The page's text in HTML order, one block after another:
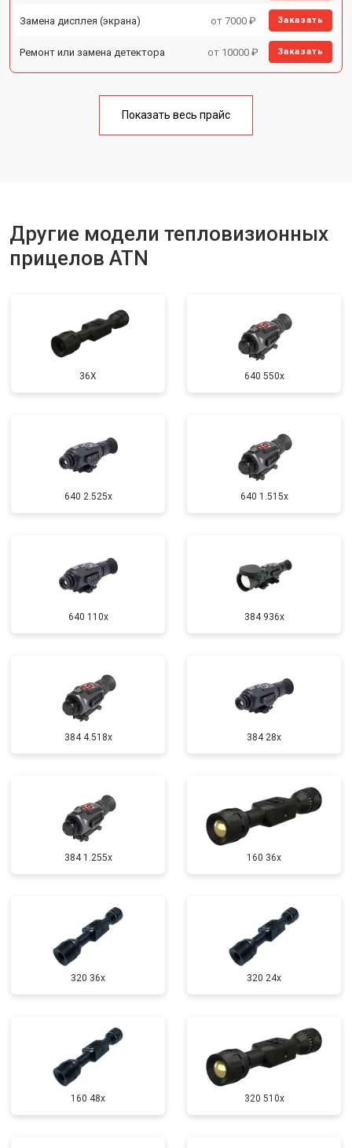
Замена дисплея (экрана) от 7000 ₽ Заказать
Ремонт или замена детектора от 10000 ₽ Заказать
Показать весь прайс
Другие модели тепловизионных
прицелов ATN
36X 640 550x
640 2.525x 640 1.515x
640 110x 384 936x
384 4.518x 384 28x
384 1.255х 160 36x
320 36x 320 24x
160 48x 320 510x